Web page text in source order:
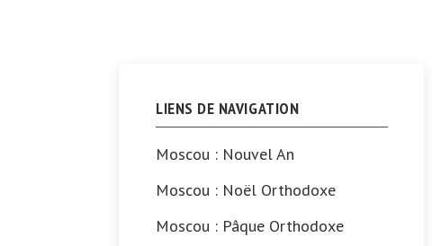
LIENS DE NAVIGATION
Moscou : Nouvel An
Moscou : Noël Orthodoxe
Moscou : Pâque Orthodoxe